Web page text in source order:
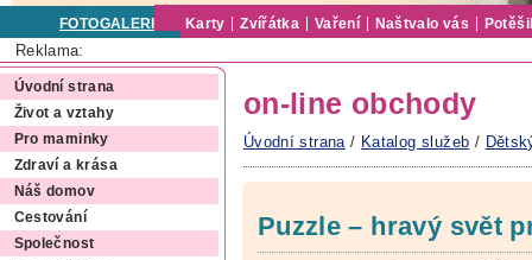
FOTOGALERIE Karty Zvířátka Vaření Naštvalo vás
Reklama:
Úvodní strana
Život a vztahy
Pro maminky
Zdraví a krása
Náš domov
Cestování
Společnost
on-line obchody
Úvodní strana / Katalog služeb /
Puzzle – hravý svět